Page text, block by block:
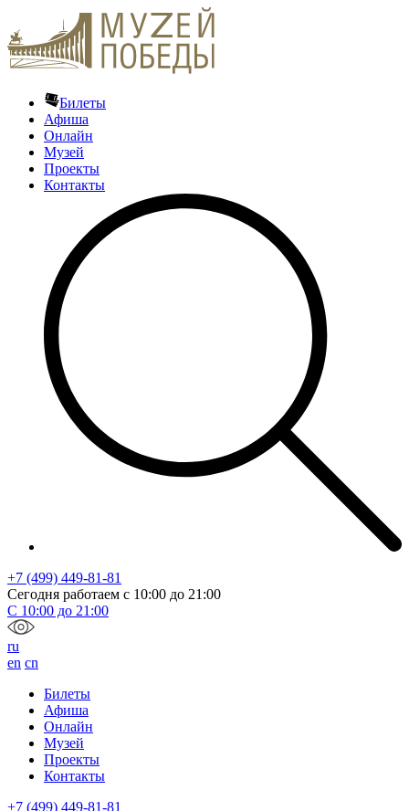
Билеты
Афиша
Онлайн
Музей
Проекты
Контакты
+7 (499) 449-81-81
Сегодня работаем с 10:00 до 21:00
С 10:00 до 21:00
ru
en cn
Билеты
Афиша
Онлайн
Музей
Проекты
Контакты
+7 (499) 449-81-81